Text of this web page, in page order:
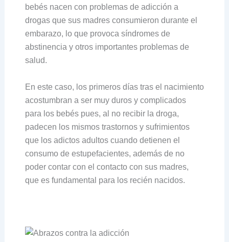
bebés nacen con problemas de adicción a
drogas que sus madres consumieron durante el
embarazo, lo que provoca síndromes de
abstinencia y otros importantes problemas de
salud.
En este caso, los primeros días tras el nacimiento
acostumbran a ser muy duros y complicados
para los bebés pues, al no recibir la droga,
padecen los mismos trastornos y sufrimientos
que los adictos adultos cuando detienen el
consumo de estupefacientes, además de no
poder contar con el contacto con sus madres,
que es fundamental para los recién nacidos.